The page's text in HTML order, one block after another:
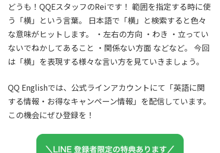
どうも！QQEスタッフのReiです！ 範囲を指定する時に使
う「横」という言葉。 日本語で「横」と検索すると色々
な意味がヒットします。 ・左右の方向 ・わき ・立ってい
ないでねかしてあること ・関係ない方面 などなど。 今回
は「横」を表現する様々な言い方を見ていきましょう。
QQ Englishでは、公式ラインアカウントにて「英語に関
する情報・お得なキャンペーン情報」を配信しています。
この機会にぜひ登録を！